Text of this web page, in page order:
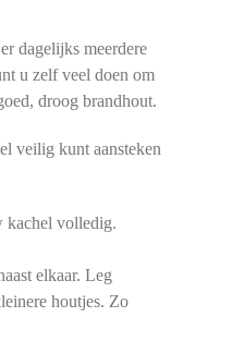
dagelijks meerdere
u zelf veel doen om
droog brandhout.
veilig kunt aansteken
kachel volledig.
elkaar. Leg
houtjes. Zo